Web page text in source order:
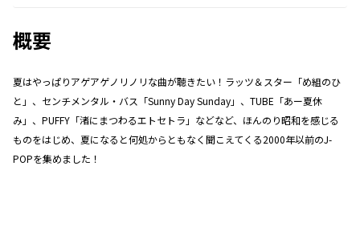
概要
夏はやっぱりアゲアゲノリノリな曲が聴きたい！ラッツ＆スター「め組のひ
と」、センチメンタル・バス「Sunny Day Sunday」、TUBE「あー夏休
み」、PUFFY「渚にまつわるエトセトラ」などなど、ほんのり昭和を感じる
ものをはじめ、夏になると何処からともなく聞こえてくる2000年以前のJ-
POPを集めました！